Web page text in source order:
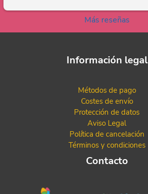
Más reseñas
Información legal
Métodos de pago
Costes de envío
Protección de datos
Aviso Legal
Política de cancelación
Términos y condiciones
Contacto